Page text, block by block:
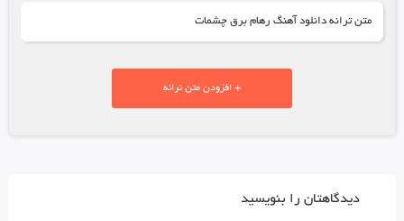
متن ترانه دانلود آهنگ رهام برق چشمات
+ افزودن متن ترانه
دیدگاهتان را بنویسید